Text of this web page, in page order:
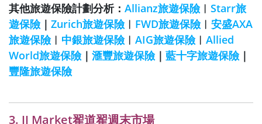
其他旅遊保險計劃分析： Allianz旅遊保險︱ Starr旅
遊保險｜ Zurich旅遊保險︱ FWD旅遊保險︱ 安盛AXA
旅遊保險︱ 中銀旅遊保險︱ AIG旅遊保險︱ Allied
World旅遊保險｜ 滙豐旅遊保險｜ 藍十字旅遊保險｜
豐隆旅遊保險
3. JJ Market翟道翟週末市場